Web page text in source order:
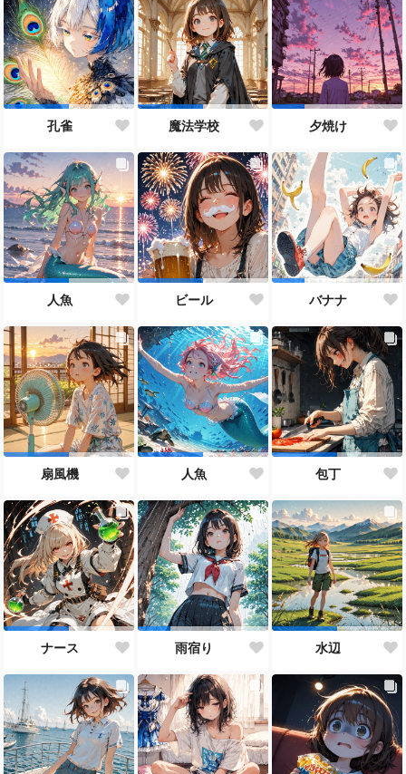
孔雀 魔法学校 夕焼け
人魚 ビール バナナ
扇風機 人魚 包丁
ナース 雨宿り 水辺